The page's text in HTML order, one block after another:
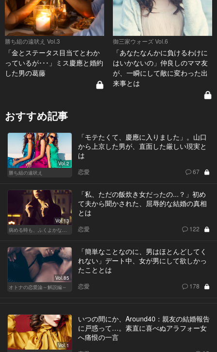
勝ち組の遠吠え Vol.3
「金とステータス目当てとわか
っているが･･･」ミス慶應と婚約
した男の葛藤
御三家ウォーズ Vol.6
「あなたなんかに負けるわけに
はいかないの」仲良しのママ友
が、一瞬にして敵に変わった出
来事とは
おすすめ記事
Vol.2
勝ち組の遠吠え
「モテたくて、慶應に入りました」。山口
から上京した男が、直面した厳しい現実と
は
恋愛 67
Vol.13
病める時も、ふくよかなる時も
「私、ただの飯炊き女だったの...？」初め
て夫から聞かされた、屈辱的な結婚の真相
とは
恋愛 122
Vol.85
オトナの恋愛論～解説編～
「簡単なことなのに、男はほとんどしてく
れない」デート中、女が男にして欲しかっ
たこととは
恋愛 178
Vol.1
いつの間にか、Around40：親友の結婚報告
に戸惑って…。素直に喜べぬアラフォー女
へ痛恨の一言